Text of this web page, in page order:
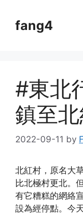
contentfang4
#東北
鎮至
2022-09-11 by
北紅村，原名大
比北極村更北。
有它糟糕的網絡
設為經停點。今